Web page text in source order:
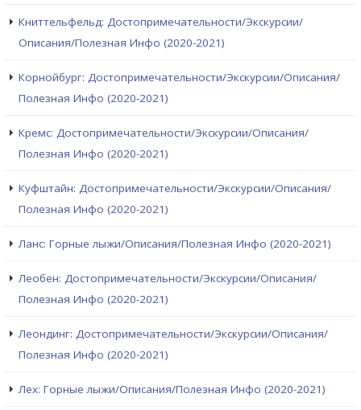
Книттельфельд: Достопримечательности/Экскурсии/
Описания/Полезная Инфо (2020-2021)
Корнойбург: Достопримечательности/Экскурсии/Описания/
Полезная Инфо (2020-2021)
Кремс: Достопримечательности/Экскурсии/Описания/
Полезная Инфо (2020-2021)
Куфштайн: Достопримечательности/Экскурсии/Описания/
Полезная Инфо (2020-2021)
Ланс: Горные лыжи/Описания/Полезная Инфо (2020-2021)
Леобен: Достопримечательности/Экскурсии/Описания/
Полезная Инфо (2020-2021)
Леондинг: Достопримечательности/Экскурсии/Описания/
Полезная Инфо (2020-2021)
Лех: Горные лыжи/Описания/Полезная Инфо (2020-2021)